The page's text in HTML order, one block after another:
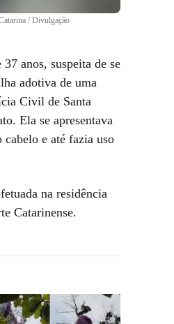
/ Divulgação
anos, suspeita de se
adotiva de uma
Civil de Santa
Ela se apresentava
e até fazia uso
na residência
Catarinense.